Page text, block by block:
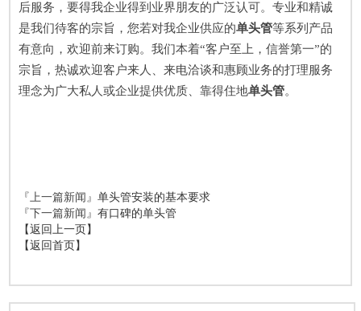
后服务，要得我企业得到业界朋友的广泛认可。专业和精诚
是我们待客的宗旨，您若对我企业供应的单头管等系列产品
有意向，欢迎前来订购。我们本着“客户至上，信誉第一”的
宗旨，热诚欢迎客户来人、来电洽谈和惠顾业务的打理服务
理念为广大私人或企业提供优质、靠得住地单头管。
『上一篇新闻』单头管安装的基本要求
『下一篇新闻』有口碑的单头管
【返回上一页】
【返回首页】